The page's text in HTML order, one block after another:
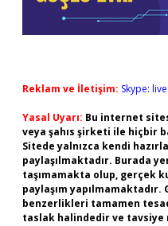
Reklam ve İletişim: Skype:
Yasal Uyarı: Bu internet
veya şahıs şirketi ile hiçbir
Sitede yalnızca kendi
paylaşılmaktadır. Burada
taşımamakta olup, gerçek
paylaşım
benzerlikleri tamamen
taslak halindedir ve tavsiye